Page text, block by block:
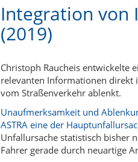
Integration
(2019)
Christoph Raucheis entwickelte
relevanten Informationen direkt
vom Straßenverkehr ablenkt.
Unaufmerksamkeit und
ASTRA eine der
Unfallursache statistisch bisher
Fahrer gerade durch neuartige